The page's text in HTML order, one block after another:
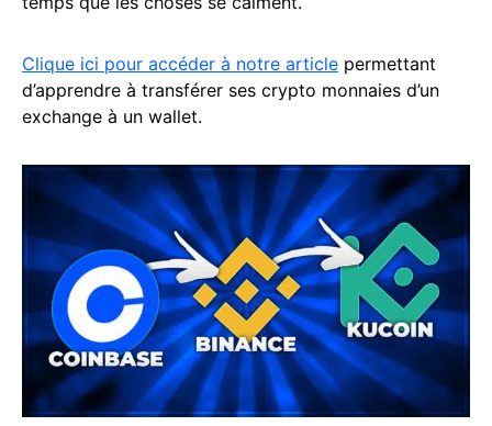
Clique ici pour accéder à notre article permettant
d’apprendre à transférer ses crypto monnaies d’un
exchange à un wallet.